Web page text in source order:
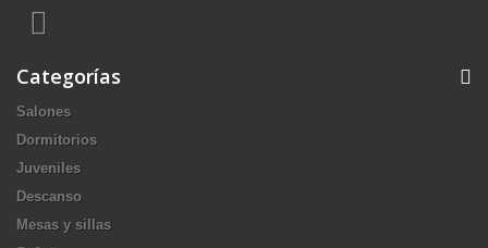
Categorías
Salones
Dormitorios
Juveniles
Descanso
Mesas y sillas